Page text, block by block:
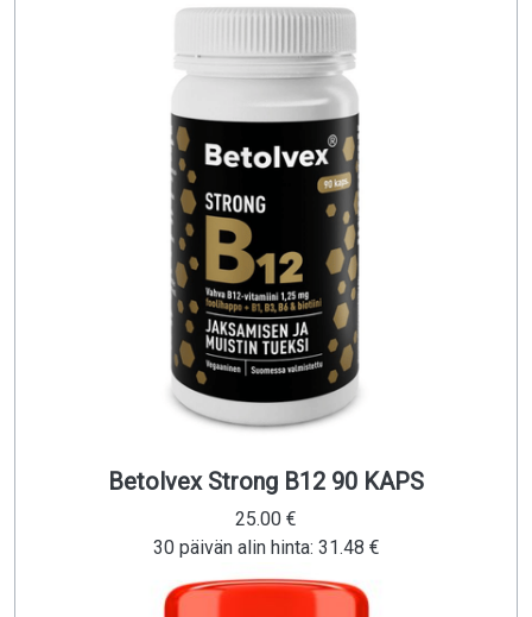
Betolvex Strong B12 90 KAPS
25.00 €
30 päivän alin hinta: 31.48 €